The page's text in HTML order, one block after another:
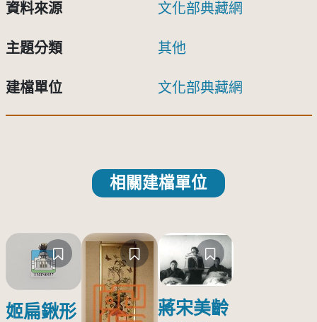
資料來源 文化部典藏網
主題分類 其他
建檔單位 文化部典藏網
相關建檔單位
姬扁鍬形
蔣宋美齡